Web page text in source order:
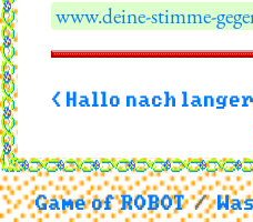
www.deine-stimme-
< Hallo nach
Game of ROBOT